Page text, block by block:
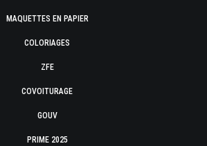
MAQUETTES EN PAPIER
COLORIAGES
ZFE
COVOITURAGE
GOUV
PRIME 2025